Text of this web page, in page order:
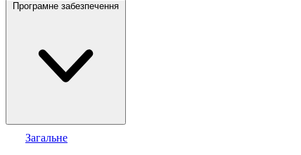
Програмне забезпечення
Загальне